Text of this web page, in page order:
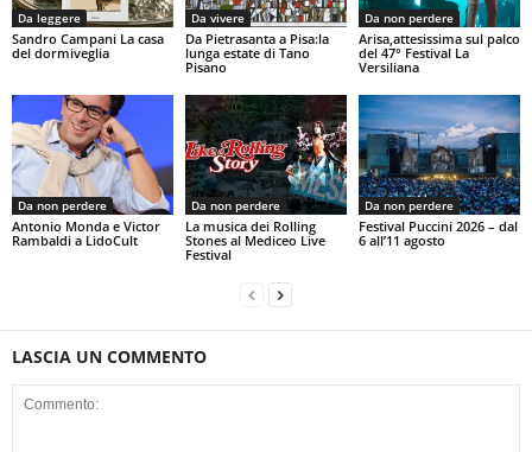
Da leggere
Sandro Campani La casa
del dormiveglia
Da vivere
Da Pietrasanta a Pisa:la
lunga estate di Tano
Pisano
Da non perdere
Arisa,attesissima sul palco
del 47° Festival La
Versiliana
Da non perdere
Antonio Monda e Victor
Rambaldi a LidoCult
Da non perdere
La musica dei Rolling
Stones al Mediceo Live
Festival
Da non perdere
Festival Puccini 2026 – dal
6 all’11 agosto
LASCIA UN COMMENTO